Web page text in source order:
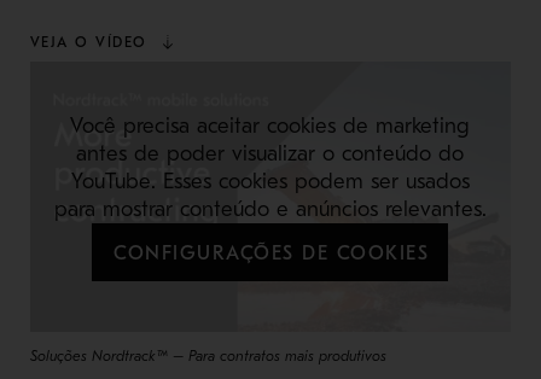
VEJA O VÍDEO
Você precisa aceitar cookies de marketing
antes de poder visualizar o conteúdo do
YouTube. Esses cookies podem ser usados
para mostrar conteúdo e anúncios relevantes.
CONFIGURAÇÕES DE COOKIES
Soluções Nordtrack™ – Para contratos mais produtivos